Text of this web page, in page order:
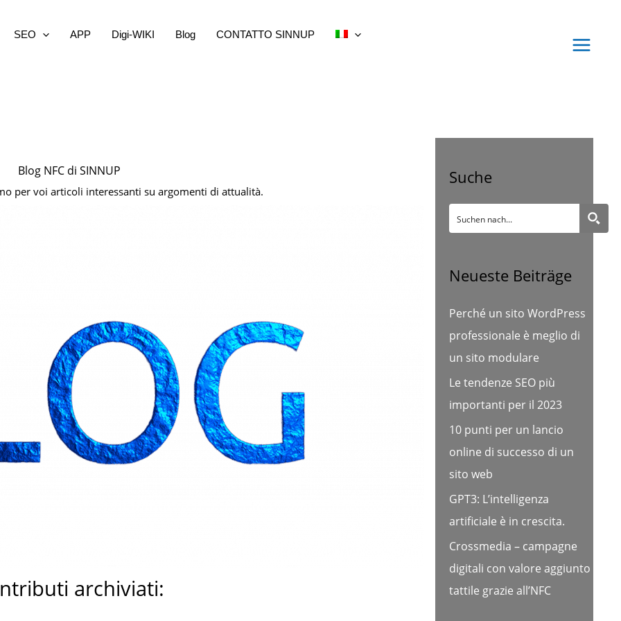
SEO APP Digi-WIKI Blog CONTATTO SINNUP
Blog NFC di SINNUP
per voi articoli interessanti su argomenti di attualità.
archiviati:
Suche
Neueste Beiträge
Perché un sito WordPress
professionale è meglio di
un sito modulare
Le tendenze SEO più
importanti per il 2023
10 punti per un lancio
online di successo di un
sito web
GPT3: L’intelligenza
artificiale è in crescita.
Crossmedia – campagne
digitali con valore aggiunto
tattile grazie all’NFC